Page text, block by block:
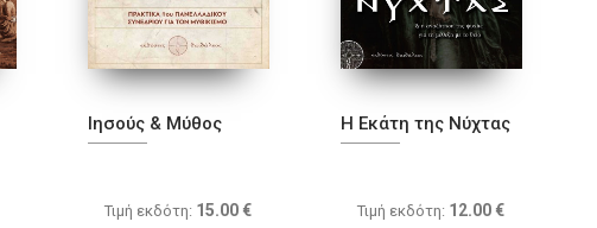
Ιησούς & Μύθος
Τιμή εκδότη: 15.00 €
Η Εκάτη της Νύχτας
Τιμή εκδότη: 12.00 €